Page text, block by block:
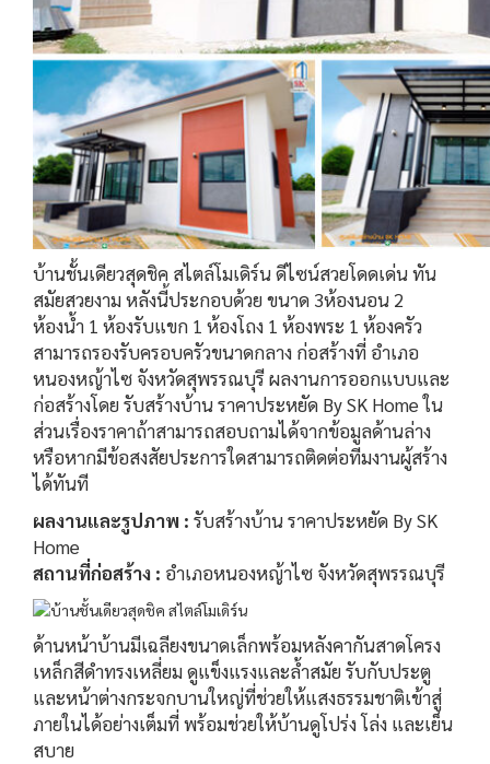
บ้านชั้นเดียวสุดชิค สไตล์โมเดิร์น ดีไซน์สวยโดดเด่น ทัน
สมัยสวยงาม หลังนี้ประกอบด้วย ขนาด 3ห้องนอน 2
ห้องน้ำ 1 ห้องรับแขก 1 ห้องโถง 1 ห้องพระ 1 ห้องครัว
สามารถรองรับครอบครัวขนาดกลาง ก่อสร้างที่ อำเภอ
หนองหญ้าไซ จังหวัดสุพรรณบุรี ผลงานการออกแบบและ
ก่อสร้างโดย รับสร้างบ้าน ราคาประหยัด By SK Home ใน
ส่วนเรื่องราคาถ้าสามารถสอบถามได้จากข้อมูลด้านล่าง
หรือหากมีข้อสงสัยประการใดสามารถติดต่อทีมงานผู้สร้าง
ได้ทันที
ผลงานและรูปภาพ : รับสร้างบ้าน ราคาประหยัด By SK
Home
สถานที่ก่อสร้าง : อำเภอหนองหญ้าไซ จังหวัดสุพรรณบุรี
ด้านหน้าบ้านมีเฉลียงขนาดเล็กพร้อมหลังคากันสาดโครง
เหล็กสีดำทรงเหลี่ยม ดูแข็งแรงและล้ำสมัย รับกับประตู
และหน้าต่างกระจกบานใหญ่ที่ช่วยให้แสงธรรมชาติเข้าสู่
ภายในได้อย่างเต็มที่ พร้อมช่วยให้บ้านดูโปร่ง โล่ง และเย็น
สบาย